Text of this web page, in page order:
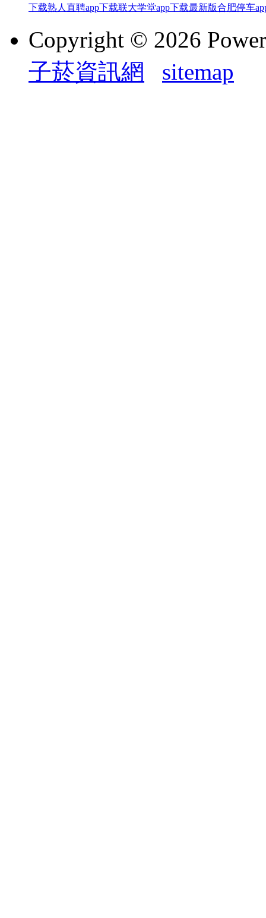
下载熟人直聘app下载联大学堂app下载最新版合肥停车
Copyright © 2026
子菸資訊網
sitemap